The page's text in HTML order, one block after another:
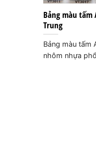
Bảng màu tấm
Trung
Bảng màu tấm
nhôm nhựa